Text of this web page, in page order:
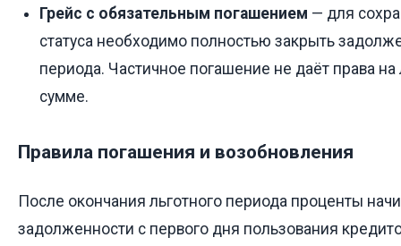
Грейс с обязательным погашением — для
статуса необходимо полностью закрыть
периода. Частичное погашение не даёт права на
сумме.
Правила погашения и возобновления
После окончания льготного периода проценты
задолженности с первого дня пользования